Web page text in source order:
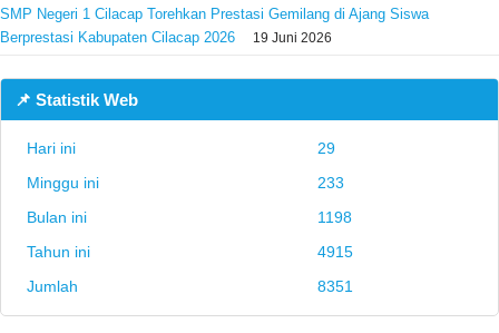
SMP Negeri 1 Cilacap Torehkan Prestasi Gemilang di Ajang Siswa
Berprestasi Kabupaten Cilacap 2026
19 Juni 2026
📌 Statistik Web
Hari ini
29
Minggu ini
233
Bulan ini
1198
Tahun ini
4915
Jumlah
8351